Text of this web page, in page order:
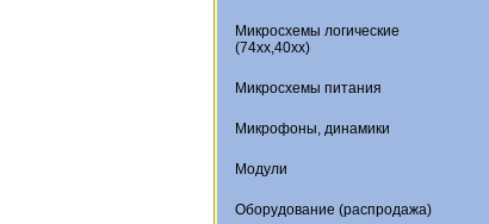
Микросхемы логические
(74xx,40xx)
Микросхемы питания
Микрофоны, динамики
Модули
Оборудование (распродажа)